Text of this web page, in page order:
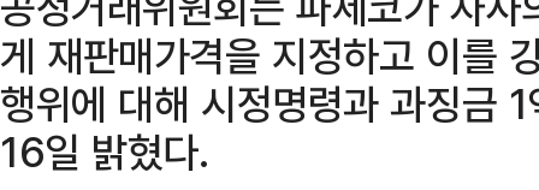
게 재판매가격을 지정하고 이를
행위에 대해 시정명령과 과징금
16일 밝혔다.